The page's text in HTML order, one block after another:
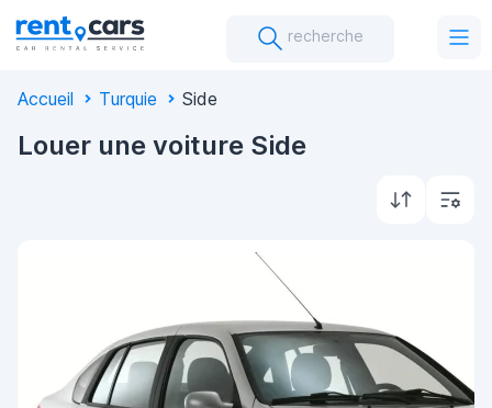
recherche
Accueil Turquie Side
Louer une voiture Side